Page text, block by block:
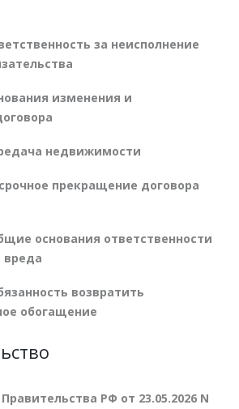
за неисполнение
изменения и
недвижимости
прекращение договора
основания ответственности
вреда
возвратить
обогащение
РФ от 23.05.2026 N